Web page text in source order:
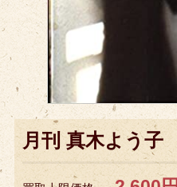
月刊 真木よう子